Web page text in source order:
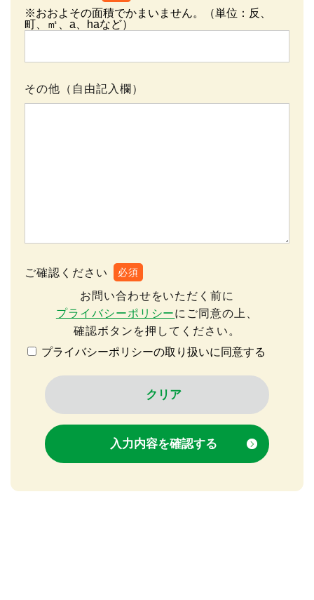
※おおよその面積でかまいません。（単位：反、
町、㎡、a、haなど）
その他（自由記入欄）
ご確認ください 必須
お問い合わせをいただく前に
プライバシーポリシーにご同意の上、
確認ボタンを押してください。
プライバシーポリシーの取り扱いに同意する